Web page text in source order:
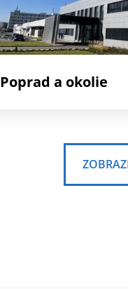
Poprad a okolie